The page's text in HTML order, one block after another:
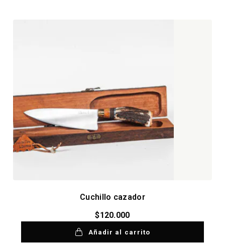
Cuchillo cazador
$120.000
Añadir al carrito